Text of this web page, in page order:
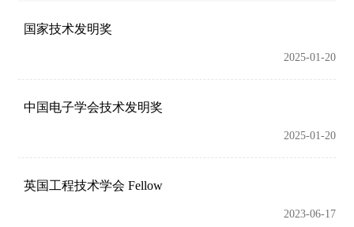
国家技术发明奖
2025-01-20
中国电子学会技术发明奖
2025-01-20
英国工程技术学会 Fellow
2023-06-17